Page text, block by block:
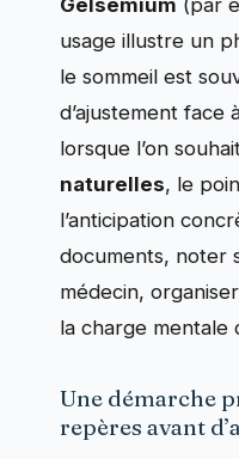
usage illustre un
le sommeil est
d’ajustement face
lorsque l’on
naturelles, le
l’anticipation
documents, noter
médecin,
la charge mentale
Une démarche
repères avant